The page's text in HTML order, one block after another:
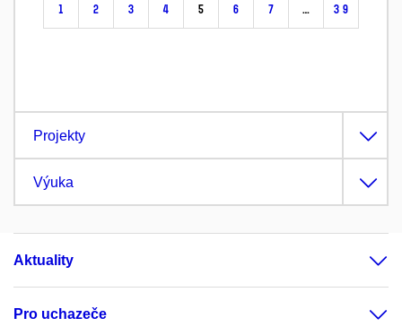
1 2 3 4 5 6 7 … 39
Projekty
Výuka
Aktuality
Pro uchazeče